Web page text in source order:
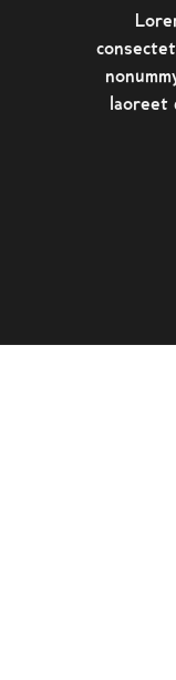
laoreet